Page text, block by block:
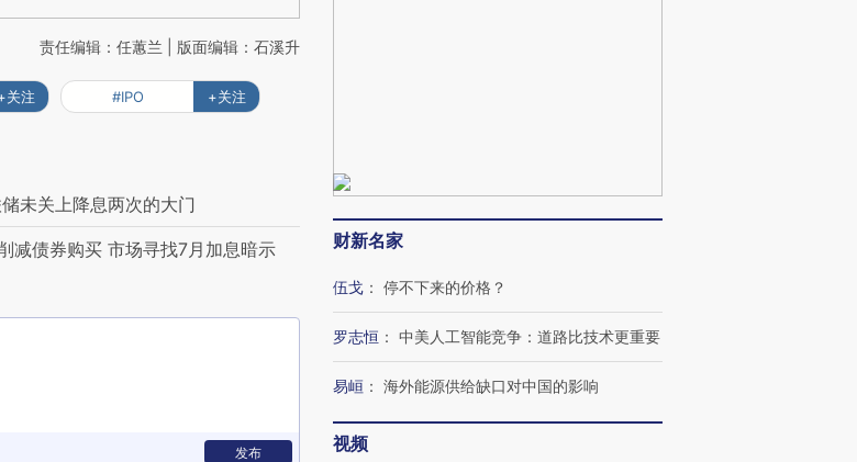
责任编辑：任蕙兰 | 版面编辑：石溪升
关注 #IPO +关注
未关上降息两次的大门
减债券购买 市场寻找7月加息暗示
发布
财新名家
伍戈 ： 停不下来的价格？
罗志恒 ： 中美人工智能竞争：道路比技术更重要
易峘 ： 海外能源供给缺口对中国的影响
视频